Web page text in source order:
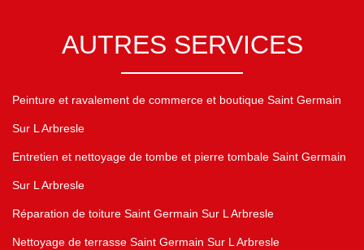
AUTRES SERVICES
Peinture et ravalement de commerce et boutique Saint Germain
Sur L Arbresle
Entretien et nettoyage de tombe et pierre tombale Saint Germain
Sur L Arbresle
Réparation de toiture Saint Germain Sur L Arbresle
Nettoyage de terrasse Saint Germain Sur L Arbresle